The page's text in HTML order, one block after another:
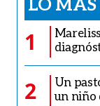
1
2
Un
un niño